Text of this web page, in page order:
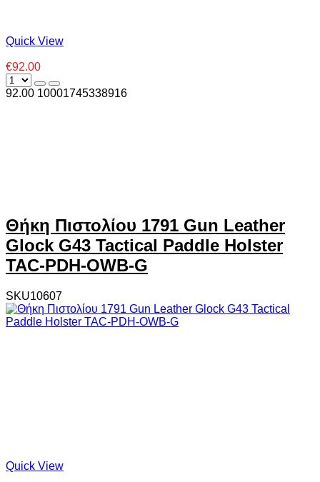
Quick View
€92.00
92.00 10001745338916
Θήκη Πιστολίου 1791 Gun Leather
Glock G43 Tactical Paddle Holster
TAC-PDH-OWB-G
SKU10607
Quick View